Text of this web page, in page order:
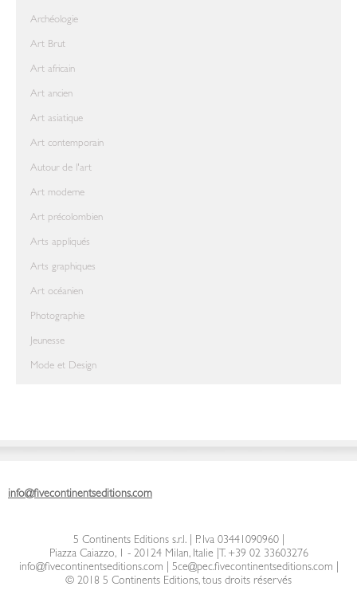
Archéologie
Art Brut
Art africain
Art ancien
Art asiatique
Art contemporain
Autour de l'art
Art moderne
Art précolombien
Arts appliqués
Arts graphiques
Art océanien
Photographie
Jeunesse
Mode et Design
info@fivecontinentseditions.com
5 Continents Editions s.r.l.| P. Iva 03441090960 |
Piazza Caiazzo, 1 - 20124 Milan, Italie
T. +39 02 33603276
info@fivecontinentseditions.com
5ce@pec.fivecontinentseditions.com
© 2018 5 Continents Editions, tous droits réservés